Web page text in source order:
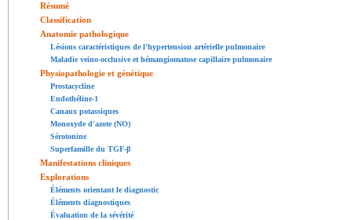
Résumé
Classification
Anatomie pathologique
Lésions caractéristiques de l'hypertension artérielle pulmonaire
Maladie veino-occlusive et hémangiomatose capillaire pulmonaire
Physiopathologie et génétique
Prostacycline
Endothéline-1
Canaux potassiques
Monoxyde d'azote (NO)
Sérotonine
Superfamille du TGF-β
Manifestations cliniques
Explorations
Éléments orientant le diagnostic
Éléments diagnostiques
Évaluation de la sévérité